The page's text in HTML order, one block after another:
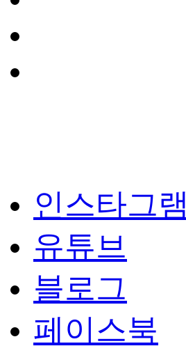
인스타그램
유튜브
블로그
페이스북